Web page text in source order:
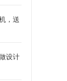
，送
设计